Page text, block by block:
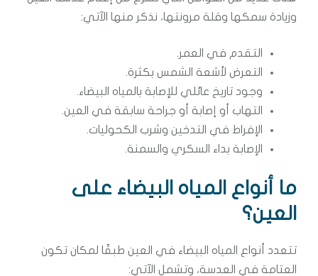
وزيادة سمكها وقلة مرونتها، نذكر منها الآتي:
التقدم في العمر.
التعرض لأشعة الشمس بكثرة.
وجود تاريخ عائلي للإصابة بالمياه البيضاء.
التهاب أو إصابة أو جراحة سابقة في العين.
الإفراط في التدخين وشرب الكحوليات.
الإصابة بداء السكري والسمنة.
ما أنواع المياه البيضاء على
العين؟
تتعدد أنواع المياه البيضاء في العين طبقًا لمكان تكون
العتامة في العدسة، وتشمل الآتي: